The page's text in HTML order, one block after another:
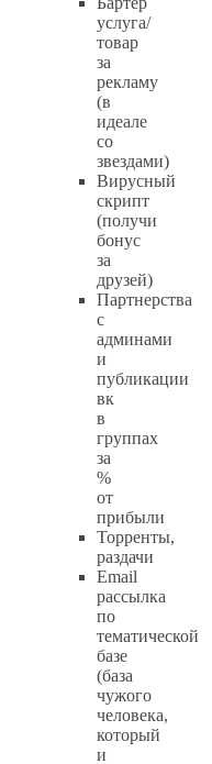
услуга/
товар
за
рекламу
(в
идеале
со
звездами)
Вирусный
скрипт
(получи
бонус
за
друзей)
Партнерства
с
админами
и
публикации
вк
в
группах
за
%
от
прибыли
Торренты,
раздачи
Email
рассылка
по
тематической
базе
(база
чужого
человека,
который
и